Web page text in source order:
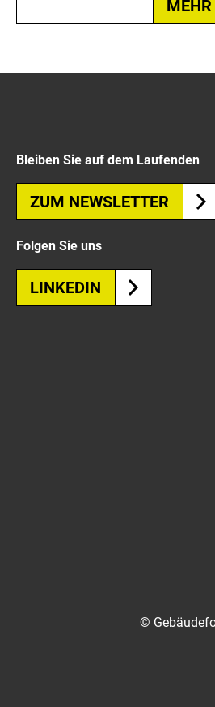
MEHR
Bleiben Sie auf dem Laufenden
ZUM NEWSLETTER
Folgen Sie uns
LINKEDIN
©